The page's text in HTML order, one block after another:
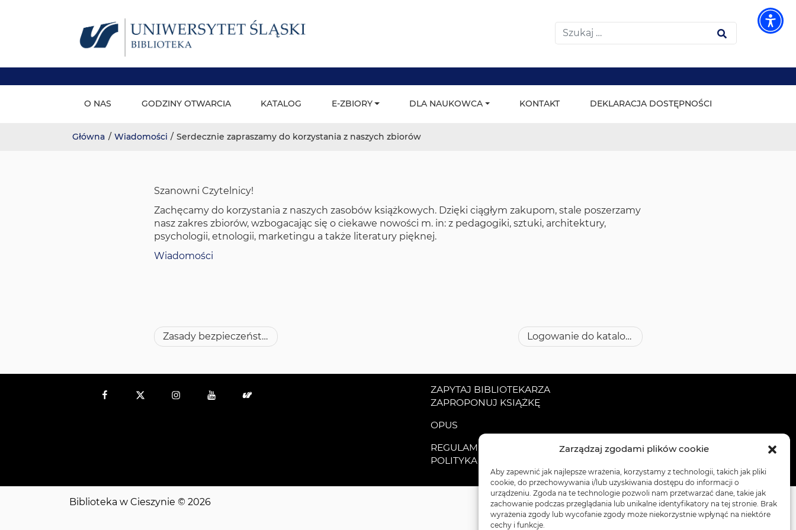
Zarządzaj zgodami plików cookie
Aby zapewnić jak najlepsze wrażenia, korzystamy z technologii, takich jak pliki
cookie, do przechowywania i/lub uzyskiwania dostępu do informacji o
urządzeniu. Zgoda na te technologie pozwoli nam przetwarzać dane, takie jak
zachowanie podczas przeglądania lub unikalne identyfikatory na tej stronie. Brak
wyrażenia zgody lub wycofanie zgody może niekorzystnie wpłynąć na niektóre
cechy i funkcje.
Wyszukiwarka
Szukaj
Menu główne
O NAS GODZINY OTWARCIA KATALOG E-ZBIORY DLA NAUKOWCA KONTAKT DEKLARACJA DOSTĘPNOŚCI
Główna / Wiadomości / Serdecznie zapraszamy do korzystania z naszych zbiorów
Szanowni Czytelnicy!
Zachęcamy do korzystania z naszych zasobów książkowych. Dzięki ciągłym zakupom, stale poszerzamy
nasz zakres zbiorów, wzbogacając się o ciekawe nowości m. in: z pedagogiki, sztuki, architektury,
psychologii, etnologii, marketingu a także literatury pięknej.
Wiadomości
Nawigacja
wpisu
Zasady bezpieczeństwa na terenie biblioteki – przypomnienie Logowanie do katalogu INTEGRO za pośrednictwem kont Google i Facebook
FacebookTwitter InstagramYouTube US
ZAPYTAJ BIBLIOTEKARZA
ZAPROPONUJ KSIĄŻKĘ
OPUS
REGULAMINY
POLITYKA PRYWATNOŚCI
Biblioteka w Cieszynie © 2026